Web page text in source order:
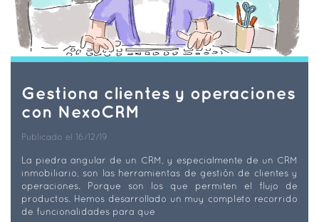
Gestiona clientes y operaciones
con NexoCRM
Publicado el 16/12/19
La piedra angular de un CRM, y especialmente de un CRM
inmobiliario, son las herramientas de gestión de clientes y
operaciones. Porque son los que permiten el flujo de
productos. Hemos desarrollado un muy completo recorrido
de funcionalidades para que